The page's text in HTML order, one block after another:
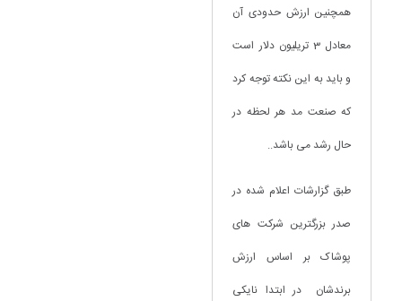
همچنین ارزش حدودی آن
معادل 3 تریلیون دلار است
و باید به این نکته توجه کرد
که صنعت مد هر لحظه در
حال رشد می باشد..
طبق گزارشات اعلام شده در
صدر بزرگترین شرکت های
پوشاک بر اساس ارزش
برندشان در ابتدا نایکی